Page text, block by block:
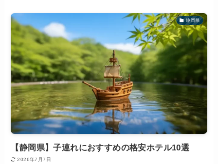
静岡県
【静岡県】子連れにおすすめの格安ホテル10選
2026年7月7日